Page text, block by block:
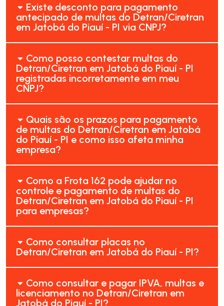
Existe desconto para pagamento
antecipado de multas do Detran/Ciretran
em Jatobá do Piauí - PI via CNPJ?
Como posso contestar multas do
Detran/Ciretran em Jatobá do Piauí - PI
registradas incorretamente em meu
CNPJ?
Quais são os prazos para pagamento
de multas do Detran/Ciretran em Jatobá
do Piauí - PI e como isso afeta minha
empresa?
Como a Frota 162 pode ajudar no
controle e pagamento de multas do
Detran/Ciretran em Jatobá do Piauí - PI
para empresas?
Como consultar placas no
Detran/Ciretran em Jatobá do Piauí - PI?
Como consultar e pagar IPVA, multas e
licenciamento no Detran/Ciretran em
Jatobá do Piauí - PI?